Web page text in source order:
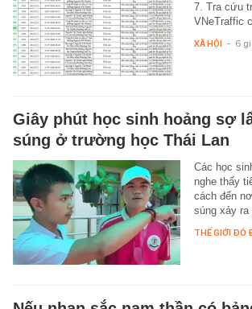
7. Tra cứu
VNeTraffic
XÃ HỘI - 6
Giây phút học sinh hoảng sợ
súng ở trường học Thái Lan
Các học
nghe thấy
cách đến
súng xảy
THẾ GIỚI ĐÓ